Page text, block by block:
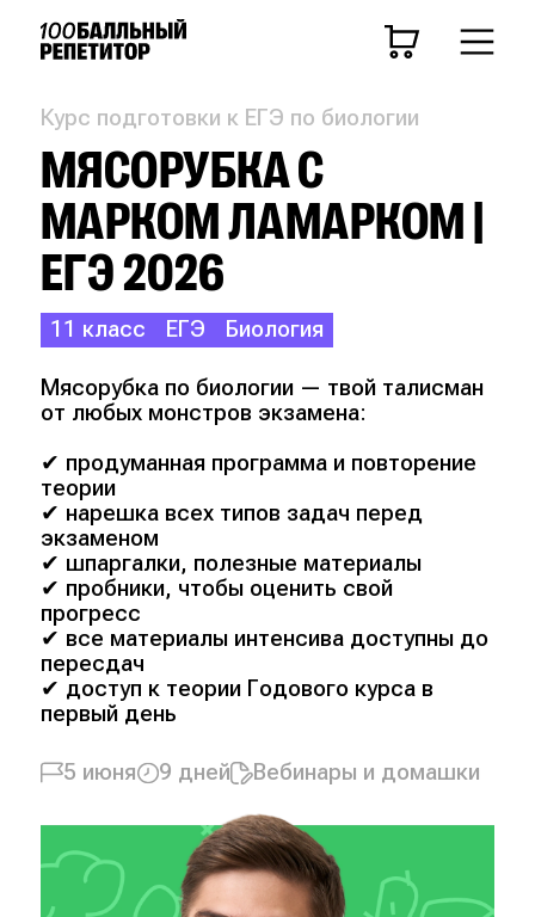
Курс подготовки к ЕГЭ по биологии
МЯСОРУБКА С
МАРКОМ ЛАМАРКОМ |
ЕГЭ 2026
11 класс ЕГЭ Биология
Мясорубка по биологии — твой талисман
от любых монстров экзамена:
✔ продуманная программа и повторение
теории
✔ нарешка всех типов задач перед
экзаменом
✔ шпаргалки, полезные материалы
✔ пробники, чтобы оценить свой
прогресс
✔ все материалы интенсива доступны до
пересдач
✔ доступ к теории Годового курса в
первый день
5 июня 9 дней Вебинары и домашки